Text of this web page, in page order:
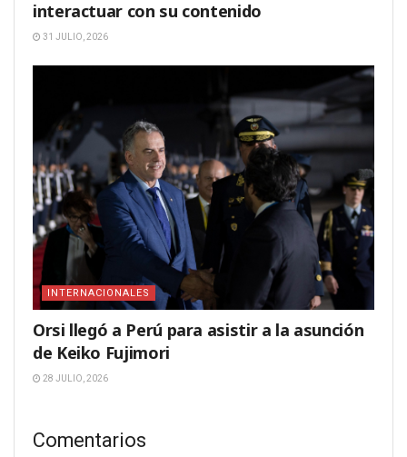
interactuar con su contenido
31 JULIO, 2026
INTERNACIONALES
Orsi llegó a Perú para asistir a la asunción
de Keiko Fujimori
28 JULIO, 2026
Comentarios